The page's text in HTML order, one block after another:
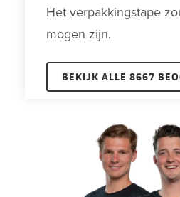
Het verpakkingstape
mogen zijn.
BEKIJK ALLE 8667